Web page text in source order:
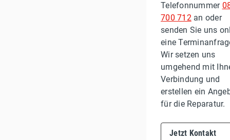
Telefonnummer
700 712an oder
senden Sie uns
eine
Wir setzen uns
umgehend mit
Verbindung und
erstellen ein
für die Reparatur.
Jetzt Kontakt